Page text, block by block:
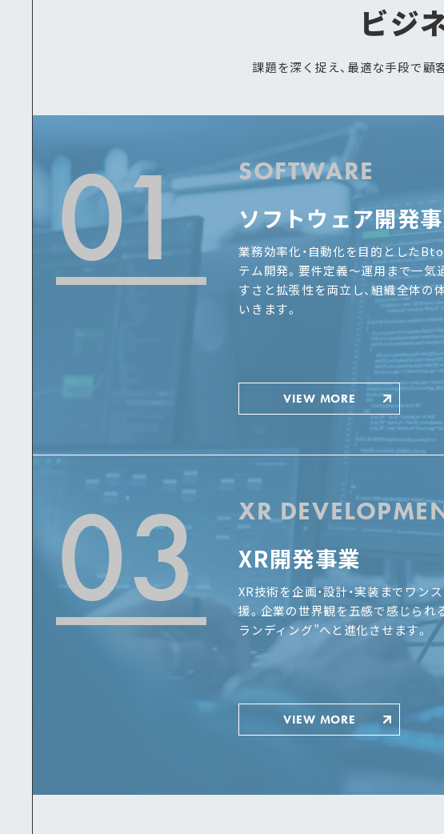
ビジ
課題を深く捉え、最適な手段で
01 SOFTWARE
ソフトウェア開発
業務効率化・自動化を目的とした
テム開発。要件定義〜運用まで一気
すさと拡張性を両立し、組織全体の
いきます。
VIEW MORE
03 XR
XR開発事業
XR技術を企画・設計・実装までワン
援。企業の世界観を五感で感じられ
ランディング”へと進化させます。
VIEW MORE